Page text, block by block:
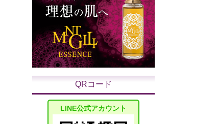
QRコード
LINE公式アカウント